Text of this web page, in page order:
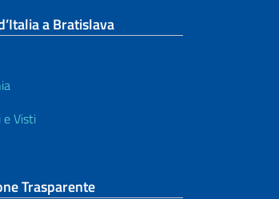
a Bratislava
e Visti
Trasparente